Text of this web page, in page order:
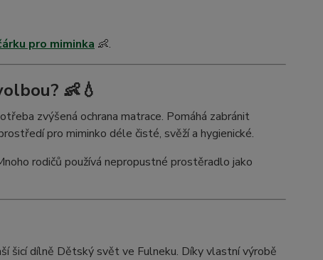
pro miminka 👶.
👶💧
zvýšená ochrana matrace. Pomáhá zabránit
pro miminko déle čisté, svěží a hygienické.
rodičů používá nepropustné prostěradlo jako
šicí dílně Dětský svět ve Fulneku. Díky vlastní výrobě